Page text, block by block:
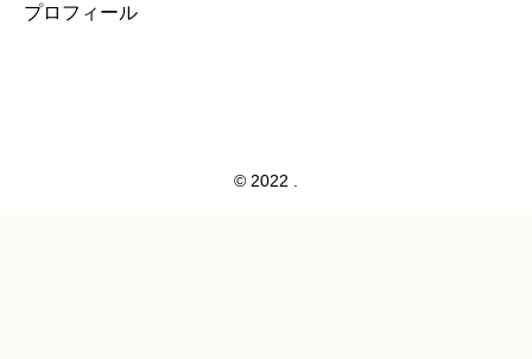
プロフィール
© 2022 .